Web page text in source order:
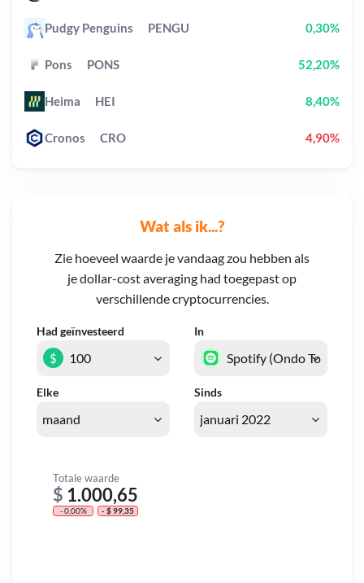
Wat als ik...?
Zie hoeveel waarde je vandaag zou hebben als
je dollar-cost averaging had toegepast op
verschillende cryptocurrencies.
Had geïnvesteerd In
Elke Sinds
$
Totale waarde
$ 1.000,65
- 0,00% - $ 99,35
Pudgy Penguins PENGU 0,30%
Pons PONS 52,20%
Heima HEI 8,40%
Cronos CRO 4,90%